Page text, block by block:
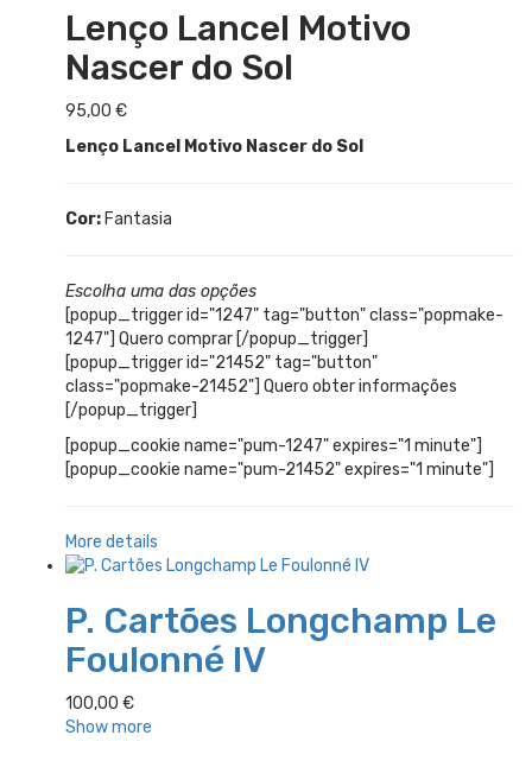
Lenço Lancel Motivo
Nascer do Sol
95,00 €
Lenço Lancel Motivo Nascer do Sol
Cor: Fantasia
Escolha uma das opções
[popup_trigger id="1247" tag="button" class="popmake-
1247"] Quero comprar [/popup_trigger]
[popup_trigger id="21452" tag="button"
class="popmake-21452"] Quero obter informações
[/popup_trigger]
[popup_cookie name="pum-1247" expires="1 minute"]
[popup_cookie name="pum-21452" expires="1 minute"]
More details
P. Cartões Longchamp Le
Foulonné IV
100,00 €
Show more